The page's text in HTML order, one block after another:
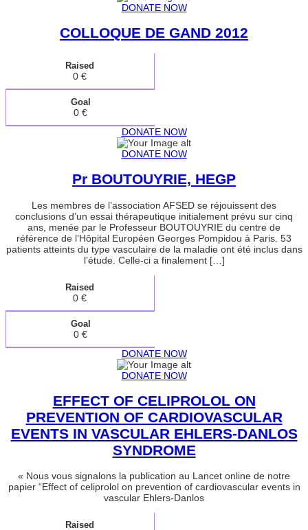
DONATE NOW
COLLOQUE DE GAND 2012
Raised
0 €
Goal
0 €
DONATE NOW
DONATE NOW
Pr BOUTOUYRIE, HEGP
Les membres de l’association AFSED se réjouissent des
conclusions d’un essai thérapeutique initialement prévu sur cinq
ans, menée par le Professeur BOUTOUYRIE du centre de
référence de l’Hôpital Européen Georges Pompidou à Paris. 53
patients atteints du type vasculaire de la maladie ont été inclus dans
l’étude. Celle-ci a finalement […]
Raised
0 €
Goal
0 €
DONATE NOW
DONATE NOW
EFFECT OF CELIPROLOL ON
PREVENTION OF CARDIOVASCULAR
EVENTS IN VASCULAR EHLERS-DANLOS
SYNDROME
« Nous vous signalons la publication au Lancet online de notre
papier “Effect of celiprolol on prevention of cardiovascular events in
vascular Ehlers-Danlos
Raised